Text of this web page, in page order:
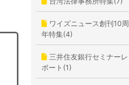
ワイズニュース創刊10周
年特集(4)
三井住友銀行セミナーレ
ポート(1)